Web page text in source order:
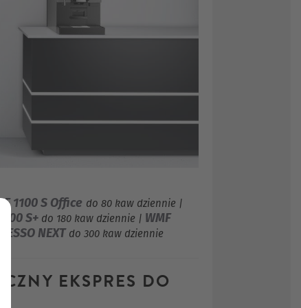
1100 S Office do 80 kaw dziennie |
S+ do 180 kaw dziennie | WMF
NEXTdo 300 kaw dziennie
EKSPRES DO